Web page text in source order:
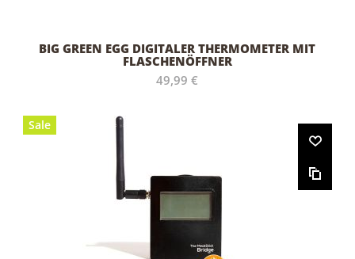
BIG GREEN EGG DIGITALER THERMOMETER MIT
FLASCHENÖFFNER
49,99 €
Sale